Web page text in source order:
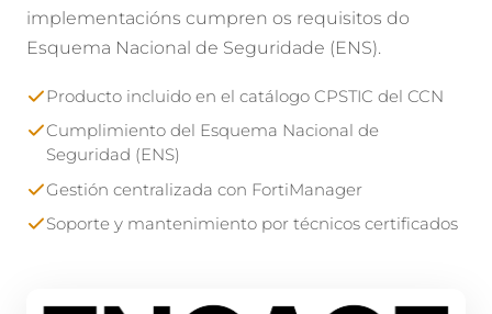
implementacións cumpren os requisitos do
Esquema Nacional de Seguridade (ENS).
Producto incluido en el catálogo CPSTIC del CCN
Cumplimiento del Esquema Nacional de
Seguridad (ENS)
Gestión centralizada con FortiManager
Soporte y mantenimiento por técnicos certificados